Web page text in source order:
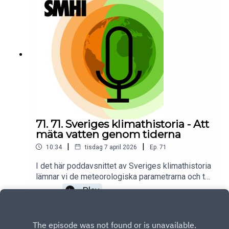
djupdyker vi i ämnet och får reda på hur ett
varmare Sverige påverkar vattnets
flöden.Programledare för poddserien Sveriges
klimathistoria är Priya Eklund.
71. 71. Sveriges klimathistoria - Att
mäta vatten genom tiderna
10:34 | tisdag 7 april 2026 | Ep. 71
I det här poddavsnittet av Sveriges klimathistoria
lämnar vi de meteorologiska parametrarna och tar
oss istället en titt på hydrologin. Hur länge har vi
Play